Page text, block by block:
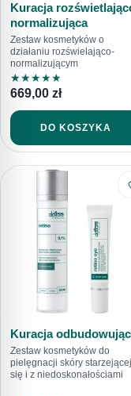
Kuracja
normalizująca
Zestaw kosmetyków o
działaniu rozświelająco-
normalizującym
★★★★★
669,00 zł
DO KOSZYKA
Kuracja
Zestaw kosmetyków do
pielęgnacji skóry starzejącej
się i z niedoskonałościami